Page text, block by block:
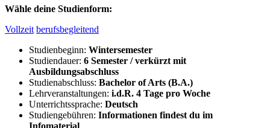
Wähle deine Studienform:
Vollzeit berufsbegleitend
Studienbeginn: Wintersemester
Studiendauer: 6 Semester / verkürzt mit
Ausbildungsabschluss
Studienabschluss: Bachelor of Arts (B.A.)
Lehrveranstaltungen: i.d.R. 4 Tage pro Woche
Unterrichtssprache: Deutsch
Studiengebühren: Informationen findest du im
Infomaterial